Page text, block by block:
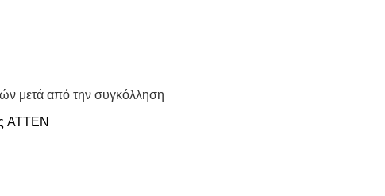
μετά από την συγκόλληση
ATTEN